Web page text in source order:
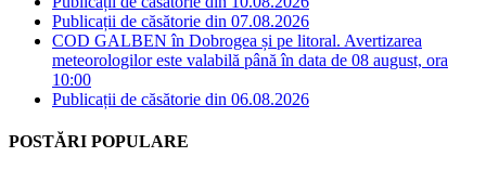
Publicații de căsătorie din 07.08.2026
COD GALBEN în Dobrogea și pe litoral. Avertizarea
meteorologilor este valabilă până în data de 08 august, ora
10:00
Publicații de căsătorie din 06.08.2026
POSTĂRI POPULARE